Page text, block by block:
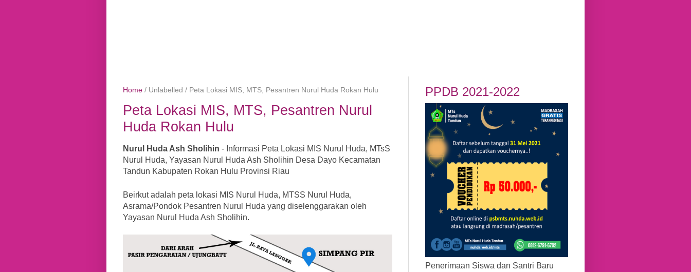
Home / Unlabelled / Peta Lokasi MIS, MTS, Pesantren Nurul Huda Rokan Hulu
Peta Lokasi MIS, MTS, Pesantren Nurul
Huda Rokan Hulu
Nurul Huda Ash Sholihin - Informasi Peta Lokasi MIS Nurul Huda, MTsS
Nurul Huda, Yayasan Nurul Huda Ash Sholihin Desa Dayo Kecamatan
Tandun Kabupaten Rokan Hulu Provinsi Riau
Beirkut adalah peta lokasi MIS Nurul Huda, MTSS Nurul Huda,
Asrama/Pondok Pesantren Nurul Huda yang diselenggarakan oleh
Yayasan Nurul Huda Ash Sholihin.
PPDB 2021-2022
Penerimaan Siswa dan Santri Baru